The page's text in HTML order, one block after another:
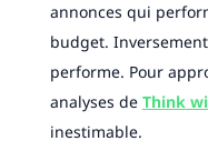
annonces qui
budget.
performe. Pour
analyses de Think
inestimable.